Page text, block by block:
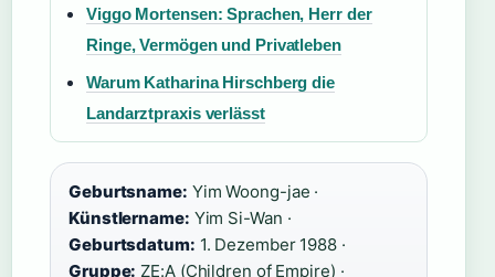
Viggo Mortensen: Sprachen, Herr der
Ringe, Vermögen und Privatleben
Warum Katharina Hirschberg die
Landarztpraxis verlässt
Geburtsname: Yim Woong-jae ·
Künstlername: Yim Si-Wan ·
Geburtsdatum: 1. Dezember 1988 ·
Gruppe: ZE:A (Children of Empire) ·